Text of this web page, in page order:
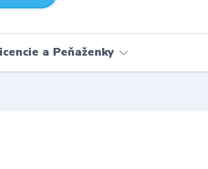
a Peňaženky